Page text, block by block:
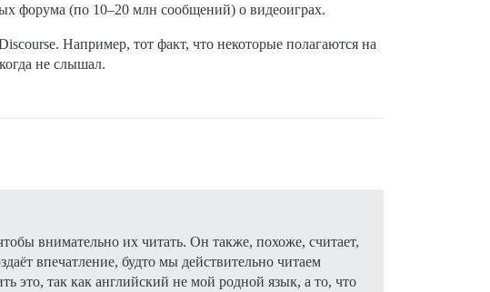
форума (по 10–20 млн сообщений) о видеоиграх.
Например, тот факт, что некоторые полагаются на
не слышал.
внимательно их читать. Он также, похоже, считает,
впечатление, будто мы действительно читаем
это, так как английский не мой родной язык, а то, что